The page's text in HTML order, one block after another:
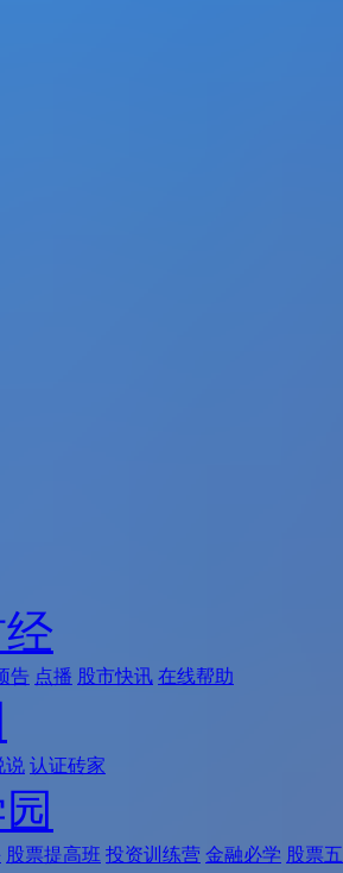
告 点播 股市快讯 在线帮助
说 认证砖家
股票提高班 投资训练营 金融必学 股票